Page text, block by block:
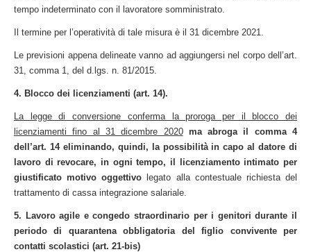
tempo indeterminato con il lavoratore somministrato.
Il termine per l’operatività di tale misura è il 31 dicembre 2021.
Le previsioni appena delineate vanno ad aggiungersi nel corpo dell’art.
31, comma 1, del d.lgs. n. 81/2015.
4. Blocco dei licenziamenti (art. 14).
La legge di conversione conferma la proroga per il blocco dei
licenziamenti fino al 31 dicembre 2020ma abroga il comma 4
dell’art. 14 eliminando, quindi, la possibilità in capo al datore di
lavoro di revocare, in ogni tempo, il licenziamento intimato per
giustificato motivo oggettivo legato alla contestuale richiesta del
trattamento di cassa integrazione salariale.
5. Lavoro agile e congedo straordinario per i genitori durante il
periodo di quarantena obbligatoria del figlio convivente per
contatti scolastici (art. 21-bis)